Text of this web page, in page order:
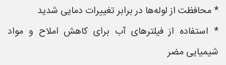
* محافظت از لوله‌ها در برابر تغییرات دمایی شدید
* استفاده از فیلترهای آب برای کاهش املاح و مواد
شیمیایی مضر